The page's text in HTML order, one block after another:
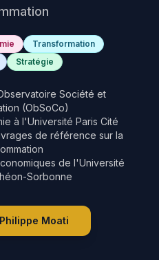
Transformation
Stratégie
Société et
(ObSoCo)
à l'Université Paris Cité
de référence sur la
de l'Université
Sorbonne
Philippe Moati